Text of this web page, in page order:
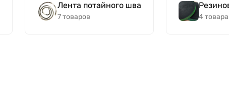
Лента потайного шва
7 товаров 4 товара